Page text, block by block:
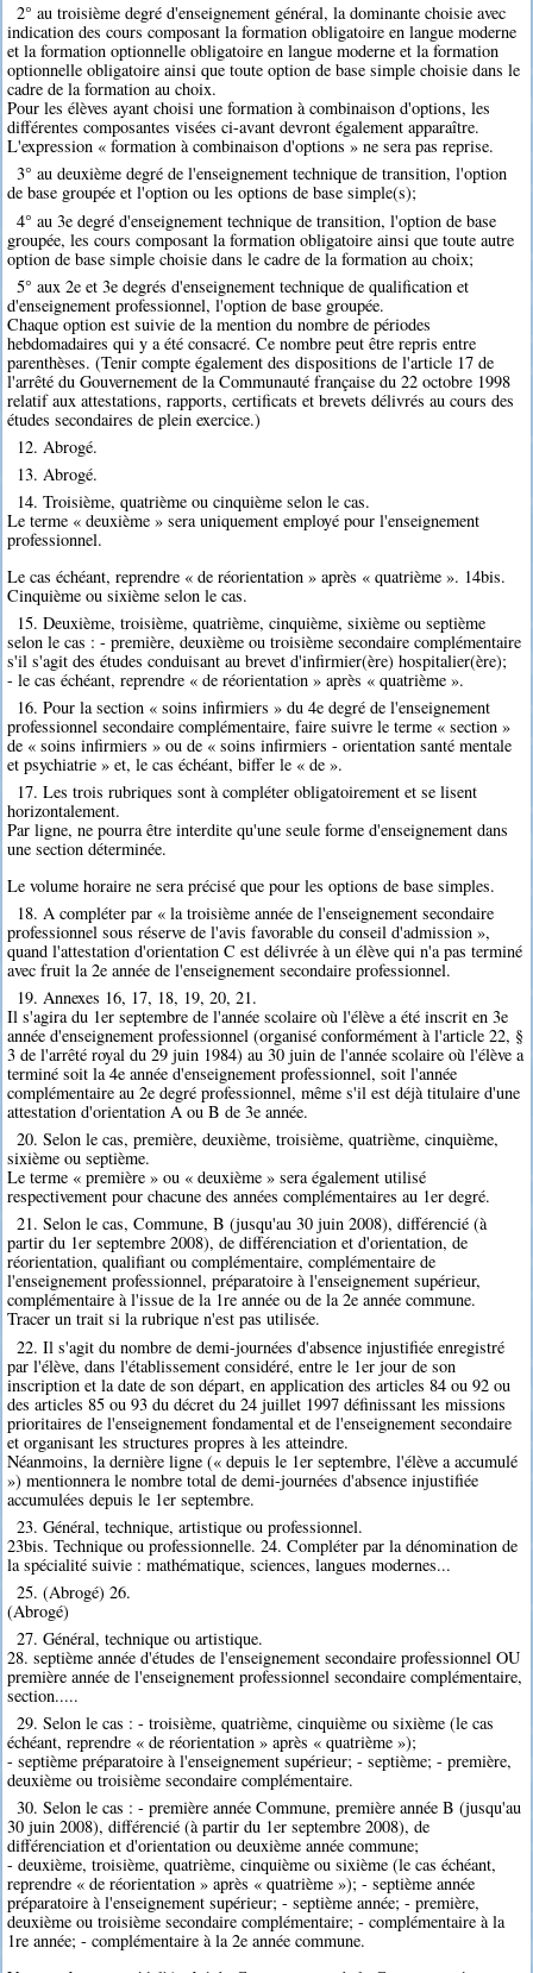
2° au troisième degré d'enseignement général, la dominante choisie avec
indication des cours composant la formation obligatoire en langue moderne
et la formation optionnelle obligatoire en langue moderne et la formation
optionnelle obligatoire ainsi que toute option de base simple choisie dans le
cadre de la formation au choix.
Pour les élèves ayant choisi une formation à combinaison d'options, les
différentes composantes visées ci-avant devront également apparaître.
L'expression « formation à combinaison d'options » ne sera pas reprise.
3° au deuxième degré de l'enseignement technique de transition, l'option
de base groupée et l'option ou les options de base simple(s);
4° au 3e degré d'enseignement technique de transition, l'option de base
groupée, les cours composant la formation obligatoire ainsi que toute autre
option de base simple choisie dans le cadre de la formation au choix;
5° aux 2e et 3e degrés d'enseignement technique de qualification et
d'enseignement professionnel, l'option de base groupée.
Chaque option est suivie de la mention du nombre de périodes
hebdomadaires qui y a été consacré. Ce nombre peut être repris entre
parenthèses. (Tenir compte également des dispositions de l'article 17 de
l'arrêté du Gouvernement de la Communauté française du 22 octobre 1998
relatif aux attestations, rapports, certificats et brevets délivrés au cours des
études secondaires de plein exercice.)
12. Abrogé.
13. Abrogé.
14. Troisième, quatrième ou cinquième selon le cas.
Le terme « deuxième » sera uniquement employé pour l'enseignement
professionnel.
Le cas échéant, reprendre « de réorientation » après « quatrième ». 14bis.
Cinquième ou sixième selon le cas.
15. Deuxième, troisième, quatrième, cinquième, sixième ou septième
selon le cas : - première, deuxième ou troisième secondaire complémentaire
s'il s'agit des études conduisant au brevet d'infirmier(ère) hospitalier(ère);
- le cas échéant, reprendre « de réorientation » après « quatrième ».
16. Pour la section « soins infirmiers » du 4e degré de l'enseignement
professionnel secondaire complémentaire, faire suivre le terme « section »
de « soins infirmiers » ou de « soins infirmiers - orientation santé mentale
et psychiatrie » et, le cas échéant, biffer le « de ».
17. Les trois rubriques sont à compléter obligatoirement et se lisent
horizontalement.
Par ligne, ne pourra être interdite qu'une seule forme d'enseignement dans
une section déterminée.
Le volume horaire ne sera précisé que pour les options de base simples.
18. A compléter par « la troisième année de l'enseignement secondaire
professionnel sous réserve de l'avis favorable du conseil d'admission »,
quand l'attestation d'orientation C est délivrée à un élève qui n'a pas terminé
avec fruit la 2e année de l'enseignement secondaire professionnel.
19. Annexes 16, 17, 18, 19, 20, 21.
Il s'agira du 1er septembre de l'année scolaire où l'élève a été inscrit en 3e
année d'enseignement professionnel (organisé conformément à l'article 22, §
3 de l'arrêté royal du 29 juin 1984) au 30 juin de l'année scolaire où l'élève a
terminé soit la 4e année d'enseignement professionnel, soit l'année
complémentaire au 2e degré professionnel, même s'il est déjà titulaire d'une
attestation d'orientation A ou B de 3e année.
20. Selon le cas, première, deuxième, troisième, quatrième, cinquième,
sixième ou septième.
Le terme « première » ou « deuxième » sera également utilisé
respectivement pour chacune des années complémentaires au 1er degré.
21. Selon le cas, Commune, B (jusqu'au 30 juin 2008), différencié (à
partir du 1er septembre 2008), de différenciation et d'orientation, de
réorientation, qualifiant ou complémentaire, complémentaire de
l'enseignement professionnel, préparatoire à l'enseignement supérieur,
complémentaire à l'issue de la 1re année ou de la 2e année commune.
Tracer un trait si la rubrique n'est pas utilisée.
22. Il s'agit du nombre de demi-journées d'absence injustifiée enregistré
par l'élève, dans l'établissement considéré, entre le 1er jour de son
inscription et la date de son départ, en application des articles 84 ou 92 ou
des articles 85 ou 93 du décret du 24 juillet 1997 définissant les missions
prioritaires de l'enseignement fondamental et de l'enseignement secondaire
et organisant les structures propres à les atteindre.
Néanmoins, la dernière ligne (« depuis le 1er septembre, l'élève a accumulé
») mentionnera le nombre total de demi-journées d'absence injustifiée
accumulées depuis le 1er septembre.
23. Général, technique, artistique ou professionnel.
23bis. Technique ou professionnelle. 24. Compléter par la dénomination de
la spécialité suivie : mathématique, sciences, langues modernes...
25. (Abrogé) 26.
(Abrogé)
27. Général, technique ou artistique.
28. septième année d'études de l'enseignement secondaire professionnel OU
première année de l'enseignement professionnel secondaire complémentaire,
section.....
29. Selon le cas : - troisième, quatrième, cinquième ou sixième (le cas
échéant, reprendre « de réorientation » après « quatrième »);
- septième préparatoire à l'enseignement supérieur; - septième; - première,
deuxième ou troisième secondaire complémentaire.
30. Selon le cas : - première année Commune, première année B (jusqu'au
30 juin 2008), différencié (à partir du 1er septembre 2008), de
différenciation et d'orientation ou deuxième année commune;
- deuxième, troisième, quatrième, cinquième ou sixième (le cas échéant,
reprendre « de réorientation » après « quatrième »); - septième année
préparatoire à l'enseignement supérieur; - septième année; - première,
deuxième ou troisième secondaire complémentaire; - complémentaire à la
1re année; - complémentaire à la 2e année commune.